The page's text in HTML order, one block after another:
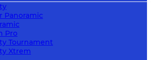
Panoramic
Pro
Tournament
Xtrem